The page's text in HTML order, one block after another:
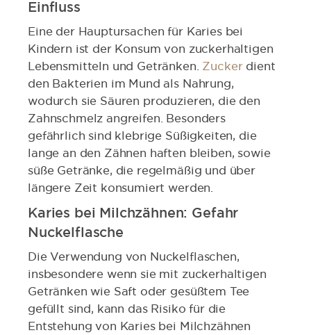
Einfluss
Eine der Hauptursachen für Karies bei
Kindern ist der Konsum von zuckerhaltigen
Lebensmitteln und Getränken. Zuckerdient
den Bakterien im Mund als Nahrung,
wodurch sie Säuren produzieren, die den
Zahnschmelz angreifen. Besonders
gefährlich sind klebrige Süßigkeiten, die
lange an den Zähnen haften bleiben, sowie
süße Getränke, die regelmäßig und über
längere Zeit konsumiert werden.
Karies bei Milchzähnen: Gefahr
Nuckelflasche
Die Verwendung von Nuckelflaschen,
insbesondere wenn sie mit zuckerhaltigen
Getränken wie Saft oder gesüßtem Tee
gefüllt sind, kann das Risiko für die
Entstehung von Karies bei Milchzähnen